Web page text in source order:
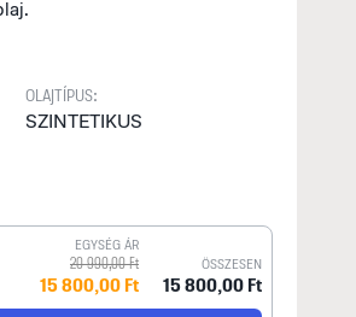
OLAJTÍPUS:
SZINTETIKUS
EGYSÉG ÁR
20 990,00 Ft
15 800,00 Ft
ÖSSZESEN
15 800,00 Ft